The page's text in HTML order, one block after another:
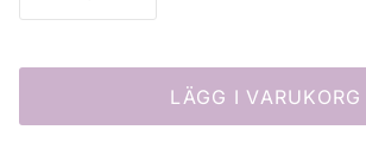
LÄGG I VARUKORG